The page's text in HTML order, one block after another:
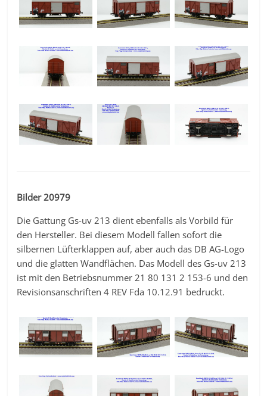
Bilder 20979
Die Gattung Gs-uv 213 dient ebenfalls als Vorbild für
den Hersteller. Bei diesem Modell fallen sofort die
silbernen Lüfterklappen auf, aber auch das DB AG-Logo
und die glatten Wandflächen. Das Modell des Gs-uv 213
ist mit den Betriebsnummer 21 80 131 2 153-6 und den
Revisionsanschriften 4 REV Fda 10.12.91 bedruckt.